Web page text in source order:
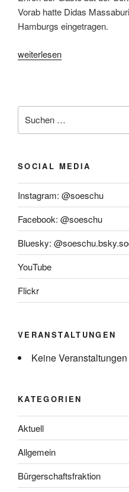
Vorab hatte Didas
Hamburgs eingetragen.
„Senatsfrühstück
von
Dar
weiterlesen
nach:
SOCIAL MEDIA
Instagram: @soeschu
Facebook: @soeschu
Bluesky:
YouTube
Flickr
VERANSTALTUNGEN
Keine Veranstaltungen
KATEGORIEN
Aktuell
Allgemein
Bürgerschaftsfraktion